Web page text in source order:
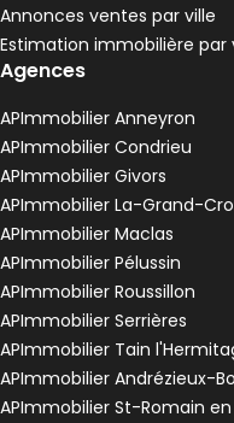
Annonces ventes par ville
Estimation immobilière par
Agences
APImmobilier Anneyron
APImmobilier Condrieu
APImmobilier Givors
APImmobilier La-Grand-
APImmobilier Maclas
APImmobilier Pélussin
APImmobilier Roussillon
APImmobilier Serrières
APImmobilier Tain
APImmobilier Andrézieux-
APImmobilier St-Romain en